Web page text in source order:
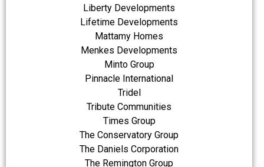
Liberty Developments
Lifetime Developments
Mattamy Homes
Menkes Developments
Minto Group
Pinnacle International
Tridel
Tribute Communities
Times Group
The Conservatory Group
The Daniels Corporation
The Remington Group